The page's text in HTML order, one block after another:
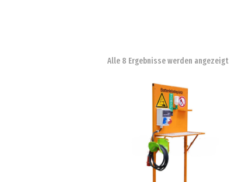
Alle 8 Ergebnisse werden angezeigt